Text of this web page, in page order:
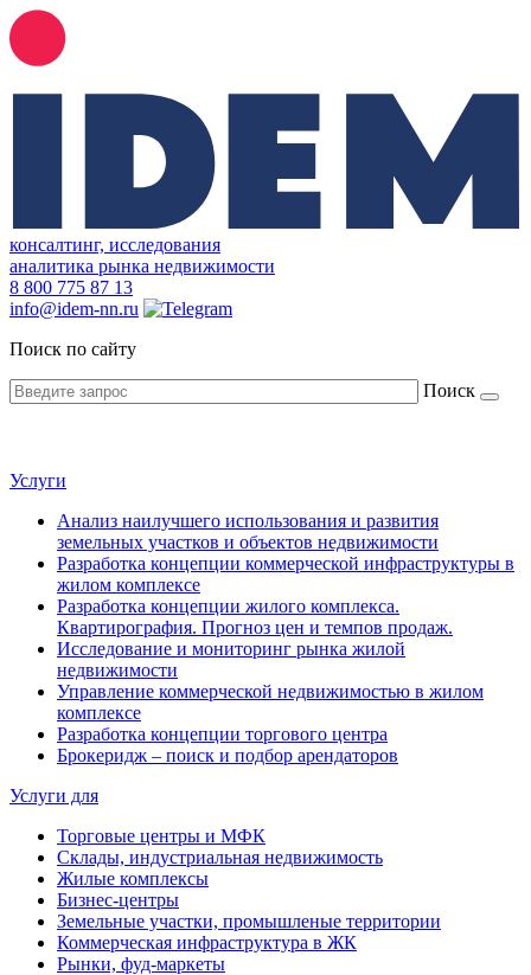
консалтинг, исследования
аналитика рынка недвижимости
8 800 775 87 13
info@idem-nn.ru
Поиск по сайту
Поиск
Услуги
Анализ наилучшего использования и развития
земельных участков и объектов недвижимости
Разработка концепции коммерческой инфраструктуры в
жилом комплексе
Разработка концепции жилого комплекса.
Квартирография. Прогноз цен и темпов продаж.
Исследование и мониторинг рынка жилой
недвижимости
Управление коммерческой недвижимостью в жилом
комплексе
Разработка концепции торгового центра
Брокеридж – поиск и подбор арендаторов
Услуги для
Торговые центры и МФК
Склады, индустриальная недвижимость
Жилые комплексы
Бизнес-центры
Земельные участки, промышленые территории
Коммерческая инфраструктура в ЖК
Рынки, фуд-маркеты